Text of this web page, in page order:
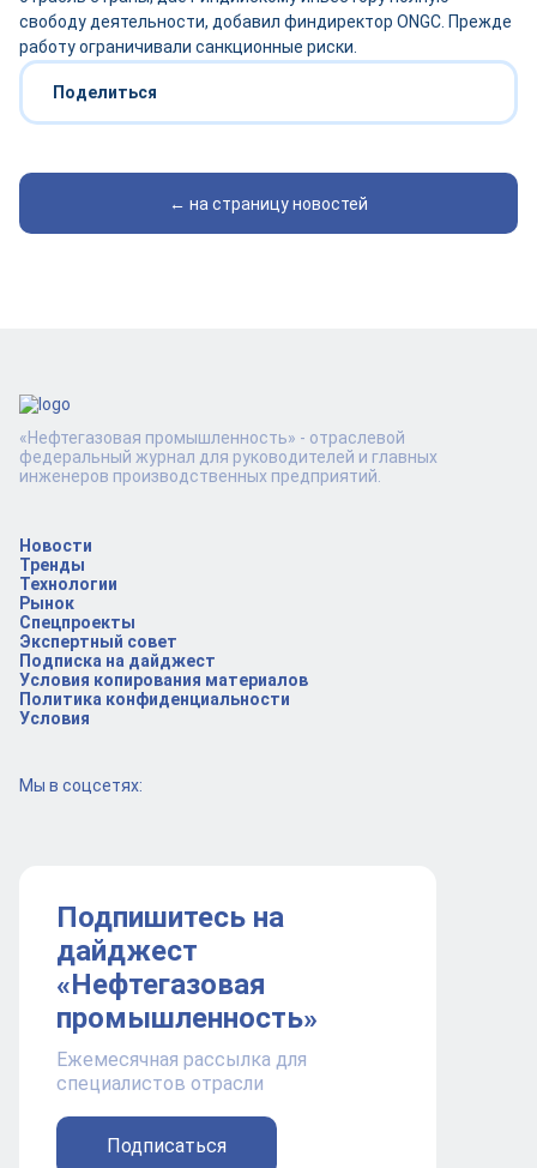
свободу деятельности, добавил финдиректор ONGC. Прежде
работу ограничивали санкционные риски.
Поделиться
← на страницу новостей
Новости
Тренды
Технологии
Рынок
Спецпроекты
Экспертный совет
Подписка на дайджест
Условия копирования материалов
Политика конфиденциальности
Условия
Мы в соцсетях:
Подпишитесь на
дайджест
«Нефтегазовая
промышленность»
Ежемесячная рассылка для
специалистов отрасли
Подписаться
«Нефтегазовая промышленность» - отраслевой
федеральный журнал для руководителей и главных
инженеров производственных предприятий.